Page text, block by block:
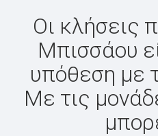
Οι κλήσεις
Μπισσάου
υπόθεση με
Με τις